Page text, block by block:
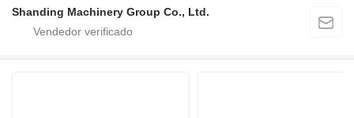
Shanding Machinery Group Co., Ltd.